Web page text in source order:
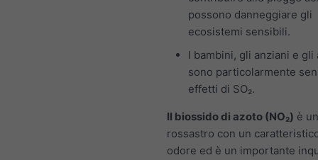
possono danneggiare gli
ecosistemi sensibili.
I bambini, gli anziani e gli
sono particolarmente
effetti di SO₂.
Il biossido di azoto (NO₂) è
rossastro con un
odore ed è un importante